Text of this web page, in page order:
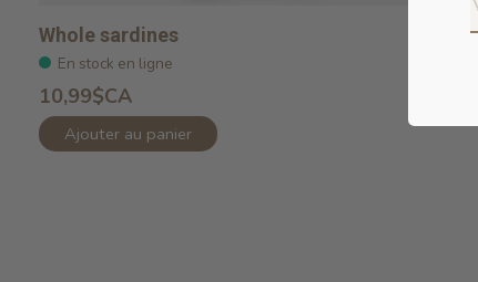
Whole sardines
En stock en ligne
10,99$CA
Ajouter au panier